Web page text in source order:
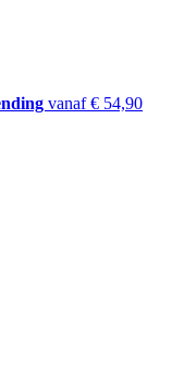
vanaf € 54,90